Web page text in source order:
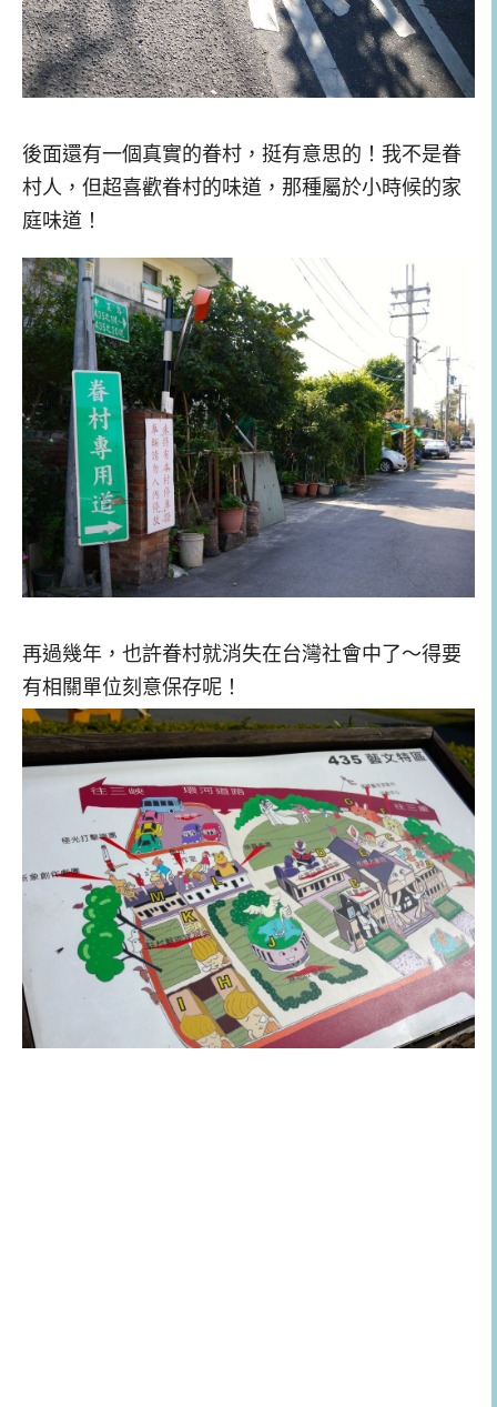
後面還有一個真實的眷村，挺有意思的！我不是眷
村人，但超喜歡眷村的味道，那種屬於小時候的家
庭味道！
再過幾年，也許眷村就消失在台灣社會中了～得要
有相關單位刻意保存呢！